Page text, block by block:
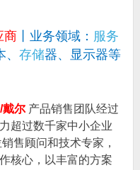
商丨业务领域： 服务
存储器、显示器等
戴尔 产品销售团队经过
超过数千家中小企业
售顾问和技术专家，
核心，以丰富的方案